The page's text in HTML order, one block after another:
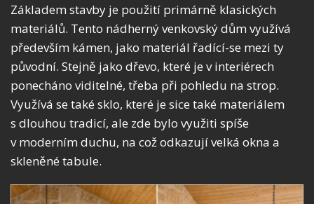
Základem stavby je použití primárně klasických
materiálů. Tento nádherný venkovský dům využívá
především kámen, jako materiál řadící-se mezi ty
původní. Stejně jako dřevo, které je v interiérech
ponecháno viditelné, třeba při pohledu na strop.
Využívá se také sklo, které je sice také materiálem
s dlouhou tradicí, ale zde bylo využiti spíše
v moderním duchu, na což odkazují velká okna a
skleněné tabule.